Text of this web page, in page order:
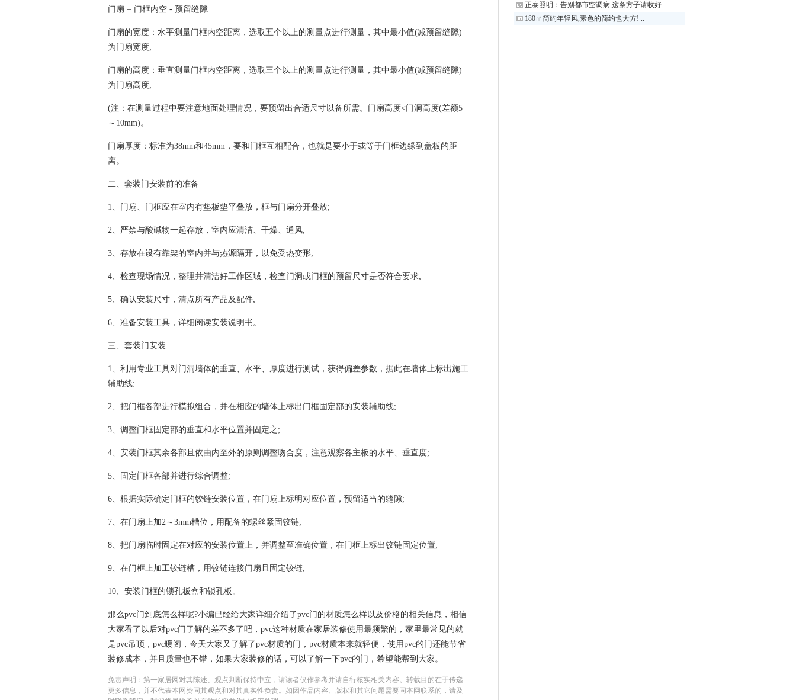
门扇 = 门框内空 - 预留缝隙
门扇的宽度：水平测量门框内空距离，选取五个以上的测量点进行测量，其中最小值(减预留缝隙)
为门扇宽度;
门扇的高度：垂直测量门框内空距离，选取三个以上的测量点进行测量，其中最小值(减预留缝隙)
为门扇高度;
(注：在测量过程中要注意地面处理情况，要预留出合适尺寸以备所需。门扇高度<门洞高度(差额5
～10mm)。
门扇厚度：标准为38mm和45mm，要和门框互相配合，也就是要小于或等于门框边缘到盖板的距
离。
二、套装门安装前的准备
1、门扇、门框应在室内有垫板垫平叠放，框与门扇分开叠放;
2、严禁与酸碱物一起存放，室内应清洁、干燥、通风;
3、存放在设有靠架的室内并与热源隔开，以免受热变形;
4、检查现场情况，整理并清洁好工作区域，检查门洞或门框的预留尺寸是否符合要求;
5、确认安装尺寸，清点所有产品及配件;
6、准备安装工具，详细阅读安装说明书。
三、套装门安装
1、利用专业工具对门洞墙体的垂直、水平、厚度进行测试，获得偏差参数，据此在墙体上标出施工
辅助线;
2、把门框各部进行模拟组合，并在相应的墙体上标出门框固定部的安装辅助线;
3、调整门框固定部的垂直和水平位置并固定之;
4、安装门框其余各部且依由内至外的原则调整吻合度，注意观察各主板的水平、垂直度;
5、固定门框各部并进行综合调整;
6、根据实际确定门框的铰链安装位置，在门扇上标明对应位置，预留适当的缝隙;
7、在门扇上加2～3mm槽位，用配备的螺丝紧固铰链;
8、把门扇临时固定在对应的安装位置上，并调整至准确位置，在门框上标出铰链固定位置;
9、在门框上加工铰链槽，用铰链连接门扇且固定铰链;
10、安装门框的锁孔板盒和锁孔板。
那么pvc门到底怎么样呢?小编已经给大家详细介绍了pvc门的材质怎么样以及价格的相关信息，相信
大家看了以后对pvc门了解的差不多了吧，pvc这种材质在家居装修使用最频繁的，家里最常见的就
是pvc吊顶，pvc暖阁，今天大家又了解了pvc材质的门，pvc材质本来就轻便，使用pvc的门还能节省
装修成本，并且质量也不错，如果大家装修的话，可以了解一下pvc的门，希望能帮到大家。
免责声明：第一家居网对其陈述、观点判断保持中立，请读者仅作参考并请自行核实相关内容。转载目的在于传递
更多信息，并不代表本网赞同其观点和对其真实性负责。如因作品内容、版权和其它问题需要同本网联系的，请及
正泰照明：告别都市空调病,这条方子请收好 ..
180㎡简约年轻风,素色的简约也大方! ..